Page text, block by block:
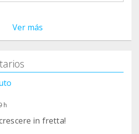
Ver más
h
in fretta!